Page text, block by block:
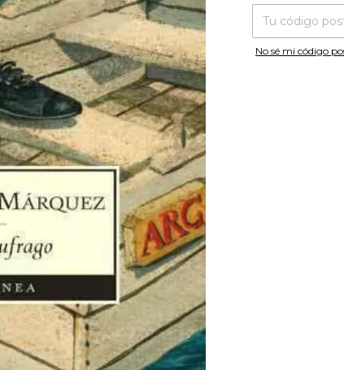
Entregas para el
No sé mi código